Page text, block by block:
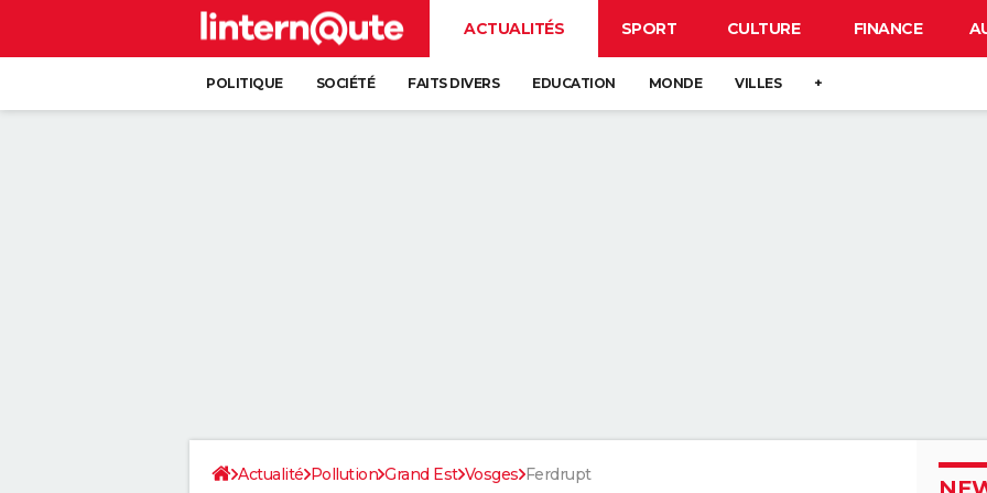
ACTUALITÉS SPORT CULTURE FINANCE
POLITIQUE SOCIÉTÉ FAITS DIVERS EDUCATION MONDE VILLES +
Actualité Pollution Grand Est Vosges Ferdrupt